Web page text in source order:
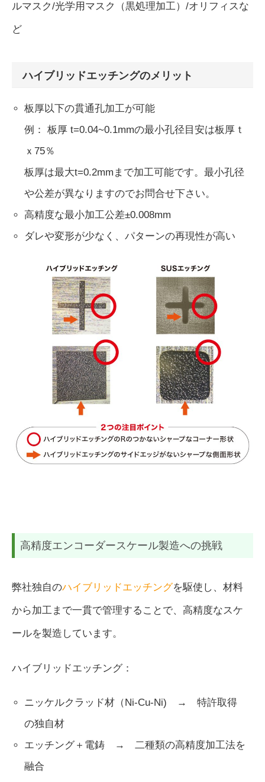
ルマスク/光学用マスク（黒処理加工）/オリフィスな
ど
ハイブリッドエッチングのメリット
板厚以下の貫通孔加工が可能
例： 板厚 t=0.04~0.1mmの最小孔径目安は板厚ｔ
ｘ75％
板厚は最大t=0.2mmまで加工可能です。最小孔径
や公差が異なりますのでお問合せ下さい。
高精度な最小加工公差±0.008mm
ダレや変形が少なく、パターンの再現性が高い
高精度エンコーダースケール製造への挑戦
弊社独自のハイブリッドエッチングを駆使し、材料
から加工まで一貫で管理することで、高精度なスケ
ールを製造しています。
ハイブリッドエッチング：
ニッケルクラッド材（Ni-Cu-Ni) → 特許取得
の独自材
エッチング＋電鋳 → 二種類の高精度加工法を
融合